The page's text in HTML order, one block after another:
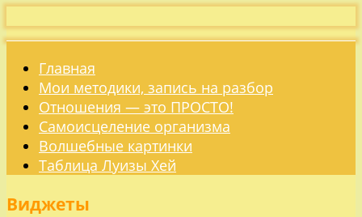
Главная
Мои методики, запись на разбор
Отношения — это ПРОСТО!
Самоисцеление организма
Волшебные картинки
Таблица Луизы Хей
Виджеты